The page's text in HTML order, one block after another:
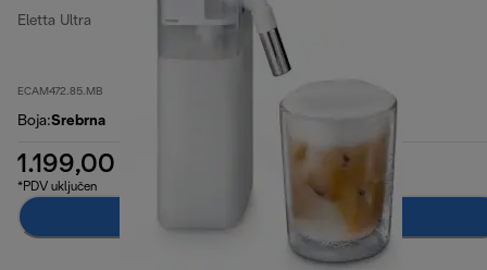
Eletta Ultra
ECAM472.85.MB
Boja:Srebrna
1.199,00 €
*PDV uključen
Dodaj u košaricu